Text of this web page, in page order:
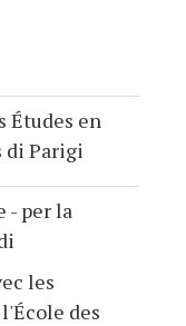
Études en
di Parigi
- per la
les
des